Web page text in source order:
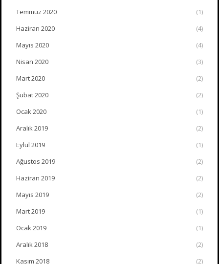
Temmuz 2020
(1)
Haziran 2020
(4)
Mayıs 2020
(4)
Nisan 2020
(3)
Mart 2020
(2)
Şubat 2020
(2)
Ocak 2020
(1)
Aralık 2019
(2)
Eylül 2019
(1)
Ağustos 2019
(2)
Haziran 2019
(2)
Mayıs 2019
(2)
Mart 2019
(1)
Ocak 2019
(1)
Aralık 2018
(2)
Kasım 2018
(2)